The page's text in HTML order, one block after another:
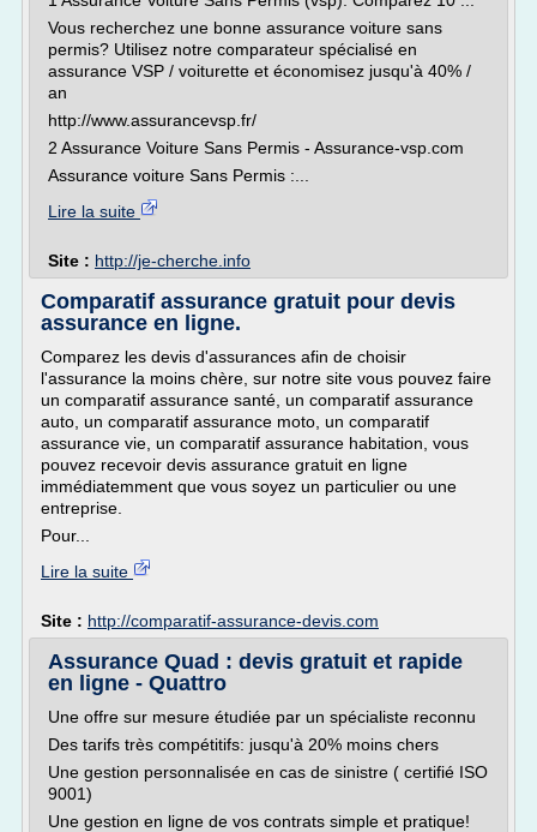
Vous recherchez une bonne assurance voiture sans
permis? Utilisez notre comparateur spécialisé en
assurance VSP / voiturette et économisez jusqu'à 40% /
an
http://www.assurancevsp.fr/
2 Assurance Voiture Sans Permis - Assurance-vsp.com
Assurance voiture Sans Permis :...
Lire la suite
Site : http://je-cherche.info
Comparatif assurance gratuit pour devis
assurance en ligne.
Comparez les devis d'assurances afin de choisir
l'assurance la moins chère, sur notre site vous pouvez faire
un comparatif assurance santé, un comparatif assurance
auto, un comparatif assurance moto, un comparatif
assurance vie, un comparatif assurance habitation, vous
pouvez recevoir devis assurance gratuit en ligne
immédiatemment que vous soyez un particulier ou une
entreprise.
Pour...
Lire la suite
Site : http://comparatif-assurance-devis.com
Assurance Quad : devis gratuit et rapide
en ligne - Quattro
Une offre sur mesure étudiée par un spécialiste reconnu
Des tarifs très compétitifs: jusqu'à 20% moins chers
Une gestion personnalisée en cas de sinistre ( certifié ISO
9001)
Une gestion en ligne de vos contrats simple et pratique!